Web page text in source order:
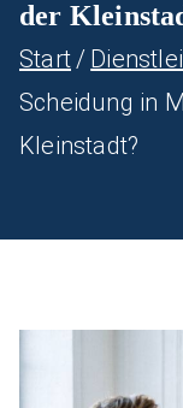
der
Start
Scheidung in
Kleinstadt?